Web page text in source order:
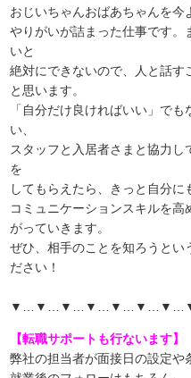
おじいちゃんおばあちゃんを今
やりがいが詰まった仕事です。
いと
絶対にできないので、人と話
と思います。
「自分だけ良ければいい」で
い、
スタッフと入居者さまと協力
を
してもらえたら、きっと自分に
コミュニケーションスキルを
がっていきます。
ぜひ、相手のことを知ろうとい
ださい！
【転職サポートも行ないます】
弊社の担当者が面接日の設定や